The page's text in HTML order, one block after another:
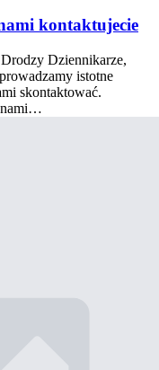
kontaktujecie
Dziennikarze,
istotne
skontaktować.
nami…